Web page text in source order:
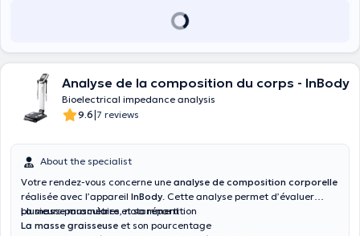
Analyse de la composition du corps - InBody
Bioelectrical impedance analysis
9.6|7 reviews
About the specialist
Votre rendez-vous concerne une analyse de composition corporelle
réalisée avec l’appareil InBody. Cette analyse permet d’évaluer
plusieurs paramètres, notamment :
La masse musculaireet sa répartition
La masse graisseuse et son pourcentage